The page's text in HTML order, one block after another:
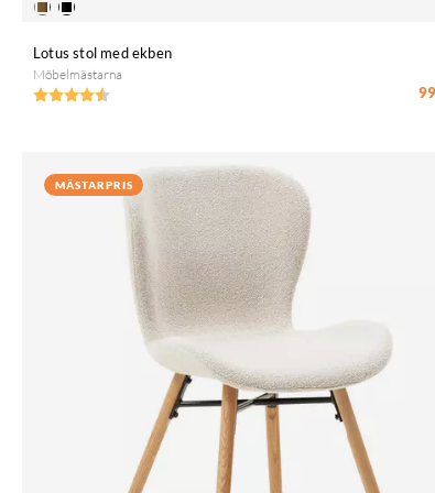
Lotus stol med ekben
Möbelmästarna
Betyg:
4.6 utav 5 stjärnor
MÄSTARPRIS